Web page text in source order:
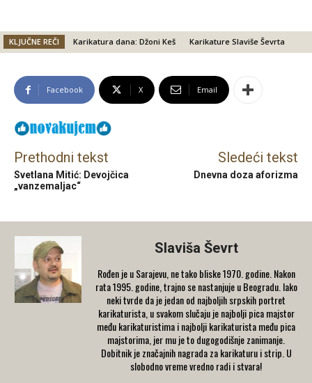
KLJUČNE REČI Karikatura dana: Džoni Keš Karikature Slaviše Ševrta
Facebook X Email
Prethodni tekst
Svetlana Mitić: Devojčica
„vanzemaljac“
Sledeći tekst
Dnevna doza aforizma
Slaviša Ševrt
Rođen je u Sarajevu, ne tako bliske 1970. godine. Nakon
rata 1995. godine, trajno se nastanjuje u Beogradu. Iako
neki tvrde da je jedan od najboljih srpskih portret
karikaturista, u svakom slučaju je najbolji pica majstor
među karikaturistima i najbolji karikaturista među pica
majstorima, jer mu je to dugogodišnje zanimanje.
Dobitnik je značajnih nagrada za karikaturu i strip. U
slobodno vreme vredno radi i stvara!